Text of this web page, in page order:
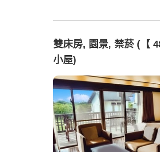
雙床房, 園景, 禁菸 (【
小屋)